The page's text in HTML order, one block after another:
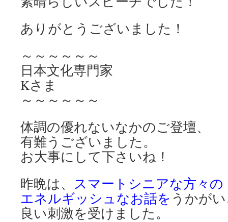
ありがとうございました！
～～～～～～
日本文化専門家
Kさま
～～～～～～
体調の優れないなかのご登壇、
有難うございました。
お大事にして下さいね！
昨晩は、 スマートシニアな方々の
エネルギッシュなお話を うかが
良い刺激を受けました。